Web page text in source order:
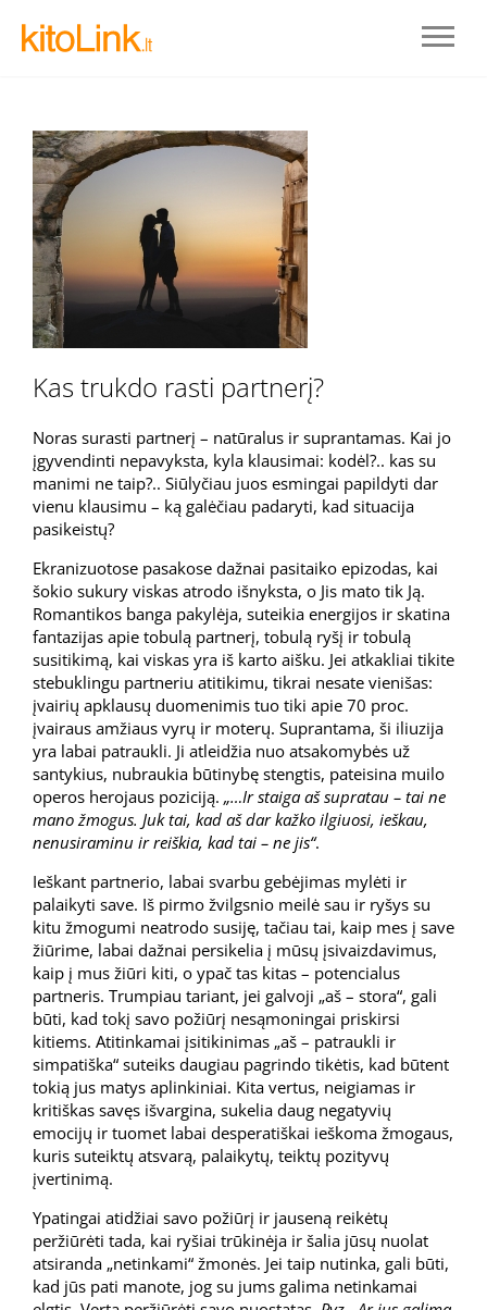
Prisijungti
Kas trukdo rasti partnerį?
Noras surasti partnerį – natūralus ir suprantamas. Kai jo
įgyvendinti nepavyksta, kyla klausimai: kodėl?.. kas su
manimi ne taip?.. Siūlyčiau juos esmingai papildyti dar
vienu klausimu – ką galėčiau padaryti, kad situacija
pasikeistų?
Ekranizuotose pasakose dažnai pasitaiko epizodas, kai
šokio sukury viskas atrodo išnyksta, o Jis mato tik Ją.
Romantikos banga pakylėja, suteikia energijos ir skatina
fantazijas apie tobulą partnerį, tobulą ryšį ir tobulą
susitikimą, kai viskas yra iš karto aišku. Jei atkakliai tikite
stebuklingu partneriu atitikimu, tikrai nesate vienišas:
įvairių apklausų duomenimis tuo tiki apie 70 proc.
įvairaus amžiaus vyrų ir moterų. Suprantama, ši iliuzija
yra labai patraukli. Ji atleidžia nuo atsakomybės už
santykius, nubraukia būtinybę stengtis, pateisina muilo
operos herojaus poziciją. „…Ir staiga aš supratau – tai ne
mano žmogus. Juk tai, kad aš dar kažko ilgiuosi, ieškau,
nenusiraminu ir reiškia, kad tai – ne jis“.
Ieškant partnerio, labai svarbu gebėjimas mylėti ir
palaikyti save. Iš pirmo žvilgsnio meilė sau ir ryšys su
kitu žmogumi neatrodo susiję, tačiau tai, kaip mes į save
žiūrime, labai dažnai persikelia į mūsų įsivaizdavimus,
kaip į mus žiūri kiti, o ypač tas kitas – potencialus
partneris. Trumpiau tariant, jei galvoji „aš – stora“, gali
būti, kad tokį savo požiūrį nesąmoningai priskirsi
kitiems. Atitinkamai įsitikinimas „aš – patraukli ir
simpatiška“ suteiks daugiau pagrindo tikėtis, kad būtent
tokią jus matys aplinkiniai. Kita vertus, neigiamas ir
kritiškas savęs išvargina, sukelia daug negatyvių
emocijų ir tuomet labai desperatiškai ieškoma žmogaus,
kuris suteiktų atsvarą, palaikytų, teiktų pozityvų
įvertinimą.
Ypatingai atidžiai savo požiūrį ir jauseną reikėtų
peržiūrėti tada, kai ryšiai trūkinėja ir šalia jūsų nuolat
atsiranda „netinkami“ žmonės. Jei taip nutinka, gali būti,
kad jūs pati manote, jog su jums galima netinkamai